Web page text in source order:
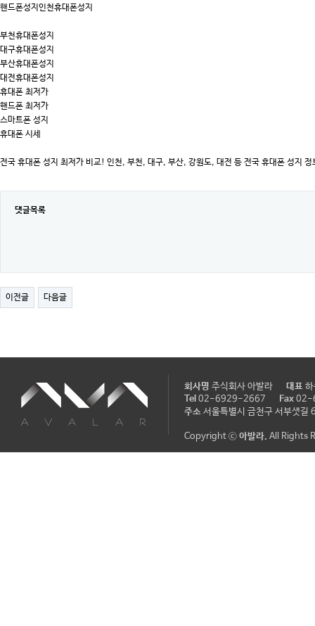
핸드폰성지인천휴대폰성지
부천휴대폰성지
대구휴대폰성지
부산휴대폰성지
대전휴대폰성지
휴대폰 최저가
핸드폰 최저가
스마트폰 성지
휴대폰 시세
전국 휴대폰 성지 최저가 비교! 인천, 부천, 대구, 부산, 강원도, 대전 등 전국 휴대폰 성지
댓글목록
이전글 다음글
회사명 주식회사 아발라 대표
Tel 02-6929-2667 Fax 02-
주소 서울특별시 금천구 서부샛
Copyright ⓒ 아발라. All Rights